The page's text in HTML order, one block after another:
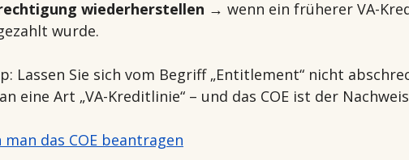
wiederherstellen → wenn ein früherer VA-
wurde.
Lassen Sie sich vom Begriff „Entitlement“ nicht
eine Art „VA-Kreditlinie“ – und das COE ist der
man das COE beantragen